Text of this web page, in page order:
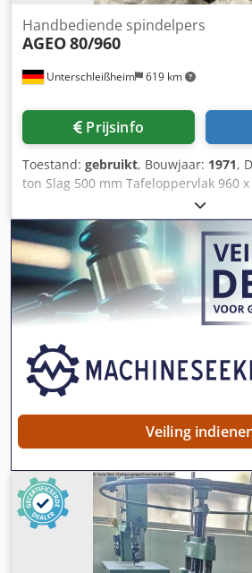
Unterschleißheim 619 km
Handbediende spindelpers
AGEO80/960
Prijsinfo
Toestand: gebruikt, Bouwjaar: 1971,
ton Slag 500 mm Tafeloppervlak 960
Spindelafstand 72 Afstand tussen de
mm Doorloophoogte 640 mm
Benodigde ruimte ca. 2,0 x 2,0 x 3,85
snelverstelling 500 mm Vliegwiel
Aisvxwzke Hekr 4 prismasteunen voor
assen Diverse steunblokken
Veiling